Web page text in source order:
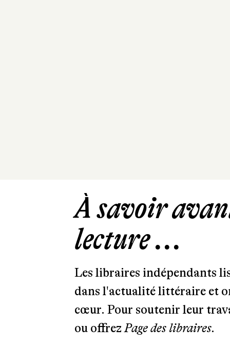
À savoir
lecture ...
Les libraires indépendants
dans l'actualité littéraire et
cœur. Pour soutenir leur
ou offrezPage des libraires.